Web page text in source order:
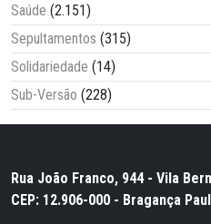
Saúde (2.151)
Sepultamentos (315)
Solidariedade (14)
Sub-Versão (228)
Rua João Franco, 944 - Vila
CEP: 12.906-000 - Bragança